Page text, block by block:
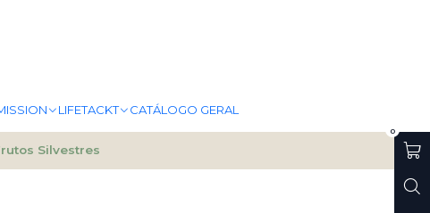
LIFETACKT CATÁLOGO GERAL
0
Silvestres